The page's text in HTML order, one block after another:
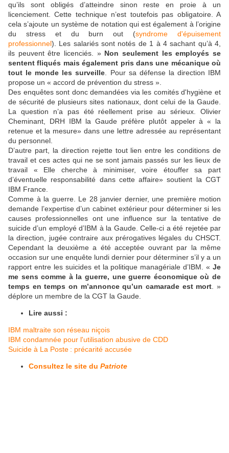
qu’ils sont obligés d’atteindre sinon reste en proie à un
licenciement. Cette technique n’est toutefois pas obligatoire. A
cela s’ajoute un système de notation qui est également à l’origine
du stress et du burn out (syndrome d'épuisement
professionnel). Les salariés sont notés de 1 à 4 sachant qu’à 4,
ils peuvent être licenciés. » Non seulement les employés se
sentent fliqués mais également pris dans une mécanique où
tout le monde les surveille . Pour sa défense la direction IBM
propose un « accord de prévention du stress ».
Des enquêtes sont donc demandées via les comités d'hygiène et
de sécurité de plusieurs sites nationaux, dont celui de la Gaude.
La question n’a pas été réellement prise au sérieux. Olivier
Cheminant, DRH IBM la Gaude préfère plutôt appeler à « la
retenue et la mesure» dans une lettre adressée au représentant
du personnel.
D’autre part, la direction rejette tout lien entre les conditions de
travail et ces actes qui ne se sont jamais passés sur les lieux de
travail « Elle cherche à minimiser, voire étouffer sa part
d’éventuelle responsabilité dans cette affaire» soutient la CGT
IBM France.
Comme à la guerre. Le 28 janvier dernier, une première motion
demande l’expertise d’un cabinet extérieur pour déterminer si les
causes professionnelles ont une influence sur la tentative de
suicide d’un employé d’IBM à la Gaude. Celle-ci a été rejetée par
la direction, jugée contraire aux prérogatives légales du CHSCT.
Cependant la deuxième a été acceptée ouvrant par la même
occasion sur une enquête lundi dernier pour déterminer s’il y a un
rapport entre les suicides et la politique managériale d’IBM. « Je
me sens comme à la guerre, une guerre économique où de
temps en temps on m’annonce qu’un camarade est mort . »
déplore un membre de la CGT la Gaude.
Lire aussi :
IBM maltraite son réseau niçois
IBM condamnée pour l'utilisation abusive de CDD
Suicide à La Poste : précarité accusée
Consultez le site du Patriote